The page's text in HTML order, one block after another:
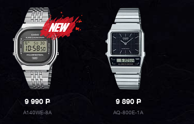
9 990P
A140WE-8A
9 890 P
AQ-800E-1A